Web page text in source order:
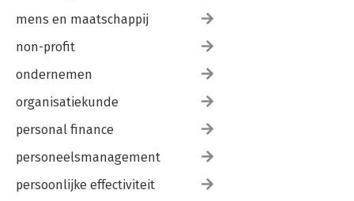
mens en maatschappij
non-profit
ondernemen
organisatiekunde
personal finance
personeelsmanagement
persoonlijke effectiviteit